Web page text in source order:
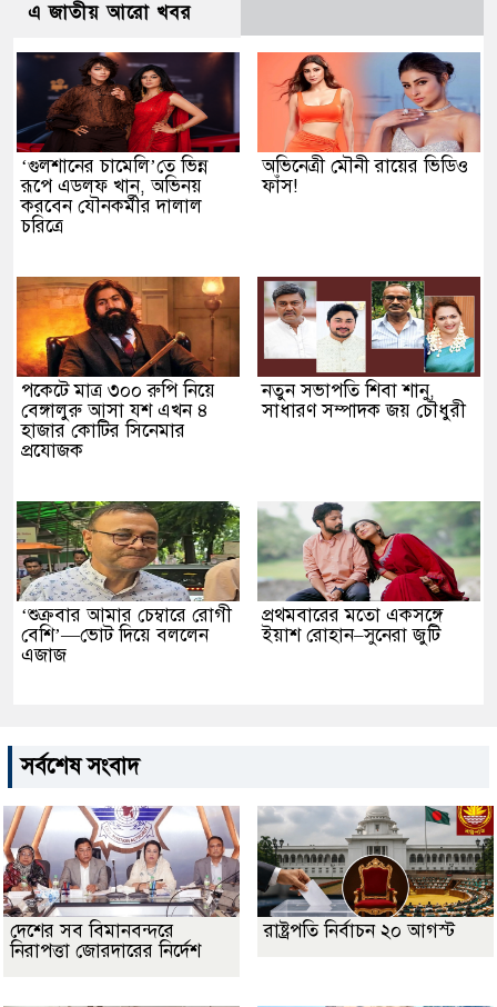
এ জাতীয় আরো খবর
‘গুলশানের চামেলি’তে ভিন্ন
রূপে এডলফ খান, অভিনয়
করবেন যৌনকর্মীর দালাল
চরিত্রে
অভিনেত্রী মৌনী রায়ের ভিডিও
ফাঁস!
পকেটে মাত্র ৩০০ রুপি নিয়ে
বেঙ্গালুরু আসা যশ এখন ৪
হাজার কোটির সিনেমার
প্রযোজক
নতুন সভাপতি শিবা শানু,
সাধারণ সম্পাদক জয় চৌধুরী
‘শুক্রবার আমার চেম্বারে রোগী
বেশি’—ভোট দিয়ে বললেন
এজাজ
প্রথমবারের মতো একসঙ্গে
ইয়াশ রোহান–সুনেরা জুটি
সর্বশেষ সংবাদ
দেশের সব বিমানবন্দরে
নিরাপত্তা জোরদারের নির্দেশ
রাষ্ট্রপতি নির্বাচন ২০ আগস্ট